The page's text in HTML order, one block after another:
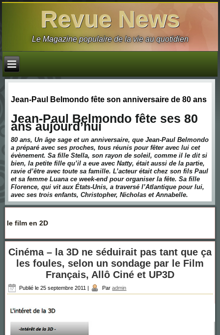
Revue News
Le Magazine populaire de la vie au quotidien
Jean-Paul Belmondo fête son anniversaire de 80 ans
Jean-Paul Belmondo fête ses 80
ans aujourd’hui
80 ans, Un âge sage et un anniversaire, que Jean-Paul Belmondo
a préparé avec ses proches, tous réunis pour fêter avec lui cet
évènement. Sa fille Stella, son rayon de soleil, comme il le dit si
bien, la petite fille qu’il a eue avec Natty, était aussi de la partie,
ravie d’être avec toute sa famille. L’acteur était chez son fils Paul
et sa femme Luana ce week-end pour organiser la fête. Sa fille
Florence, qui vit aux États-Unis, a traversé l’Atlantique pour lui,
avec ses trois enfants, Christopher, Nicholas et Annabelle.
le film en 2D
Cinéma – la 3D ne séduirait pas tant que ça
les foules, selon un sondage par le Film
Français, Allô Ciné et UP3D
Publié le 25 septembre 2011 Par admin